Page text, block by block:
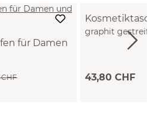
für Damen
CHF
graphit gestreift,
GOTS (groß)
43,80 CHF